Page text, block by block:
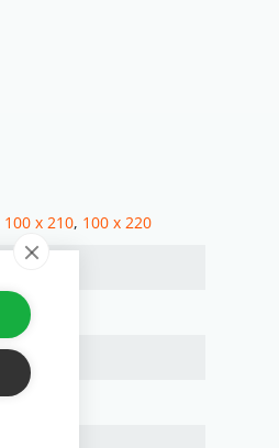
100 x 210, 100 x 220